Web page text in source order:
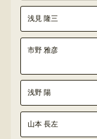
浅見 隆三
市野 雅彦
浅野 陽
山本 長左